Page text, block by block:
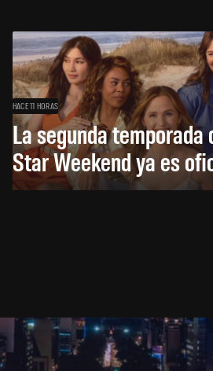
HACE 11 HORAS
La segunda temporada
Star Weekend ya es